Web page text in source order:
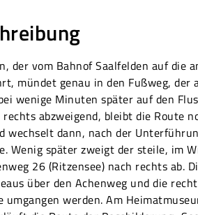
der vom Bahnof Saalfelden auf die
mündet genau in den Fußweg, der
wenige Minuten später auf den
rechts abzweigend, bleibt die Route
wechselt dann, nach der
Wenig später zweigt der steile, im
26 (Ritzensee) nach rechts ab.
über den Achenweg und die
umgangen werden. Am